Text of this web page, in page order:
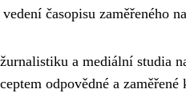
časopisu zaměřeného
a mediální studia
odpovědné a